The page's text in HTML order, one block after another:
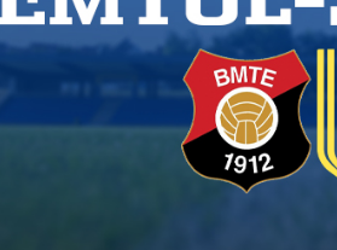
Videoton FC Fehérvár